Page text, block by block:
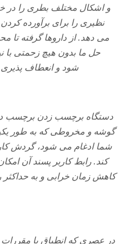
و اشکال مختلف بطری را در
نظیری را برای برآورده
می دهد. از داروها گرفته تا
حل ما بدون هیچ زحمتی
شود و انعطاف
دستگاه برچسب زدن برچسب
گوشه و مخروطی که به طور
شما ادغام می شود، گردش کار
کند. رابط کاربر پسند آن
کاهش زمان خرابی و به
در عصری که انطباق با